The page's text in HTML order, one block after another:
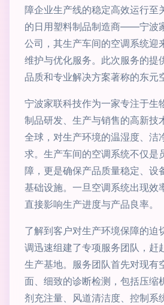
障企业生产线的稳定高效运行至
的日用塑料制品制造商——宁波
公司，其生产车间的空调系统迎
维护与优化服务。此次服务的提
品质和专业解决方案著称的东元
宁波家联科技作为一家专注于生
制品研发、生产与销售的高新技
全球，对生产环境的温湿度、洁
求。生产车间的空调系统不仅是
障，更是确保产品质量稳定、设
基础设施。一旦空调系统出现效
直接影响生产进度与产品良率。
了解到客户对生产环境保障的迫
调迅速组建了专项服务团队，赶
生产基地。服务团队首先对现有
面、细致的诊断检测，包括压缩
剂充注量、风道清洁度、控制系